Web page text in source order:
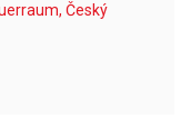
Český